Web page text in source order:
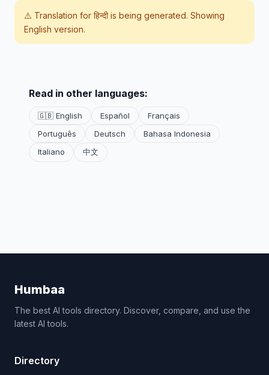
⚠️ Translation for हिन्दीis being generated. Showing
English version.
Read in other languages:
🇬🇧 English Español
Français
Português
Deutsch
Bahasa Indonesia
Italiano
中文
Humbaa
The best AI tools directory. Discover, compare, and use the
latest AI tools.
Directory